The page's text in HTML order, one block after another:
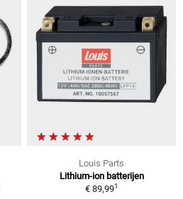
Louis Parts
Lithium-ion batterijen
€ 89,991